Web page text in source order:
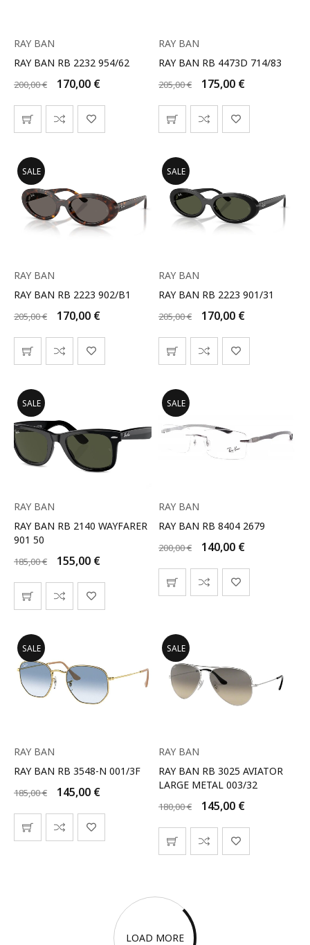
RAY BAN
RAY BAN RB 2232 954/62
200,00€ 170,00 €
RAY BAN
RAY BAN RB 4473D 714/83
205,00€ 175,00 €
SALE
RAY BAN
RAY BAN RB 2223 902/B1
205,00€ 170,00 €
SALE
RAY BAN
RAY BAN RB 2223 901/31
205,00€ 170,00 €
SALE
RAY BAN
RAY BAN RB 2140 WAYFARER
901 50
185,00€ 155,00 €
SALE
RAY BAN
RAY BAN RB 8404 2679
200,00€ 140,00 €
SALE
RAY BAN
RAY BAN RB 3548-N 001/3F
185,00€ 145,00 €
SALE
RAY BAN
RAY BAN RB 3025 AVIATOR
LARGE METAL 003/32
180,00€ 145,00 €
LOAD MORE